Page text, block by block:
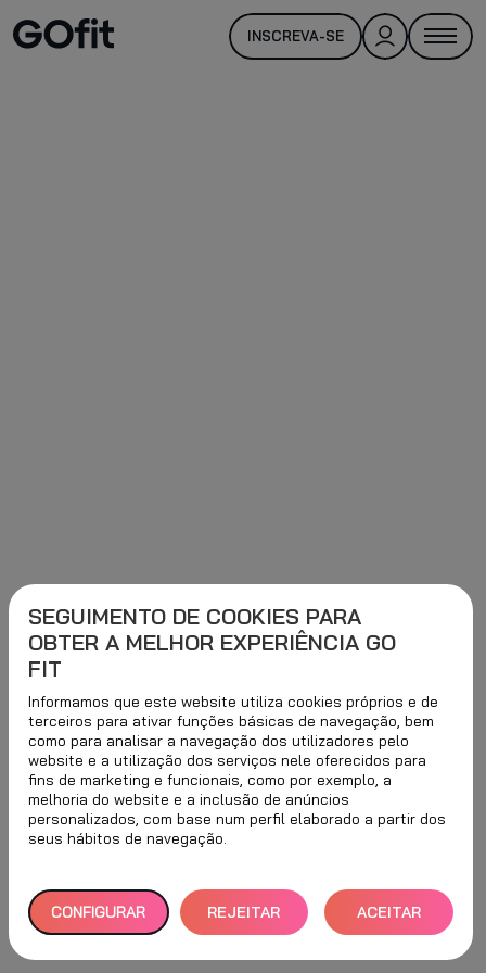
INSCREVA-SE
SEGUIMENTO DE COOKIES PARA
OBTER A MELHOR EXPERIÊNCIA GO
FIT
Informamos que este website utiliza cookies próprios e de
terceiros para ativar funções básicas de navegação, bem
como para analisar a navegação dos utilizadores pelo
website e a utilização dos serviços nele oferecidos para
fins de marketing e funcionais, como por exemplo, a
melhoria do website e a inclusão de anúncios
personalizados, com base num perfil elaborado a partir dos
seus hábitos de navegação.
CONFIGURAR REJEITAR
TUDO
ACEITAR
TODOS